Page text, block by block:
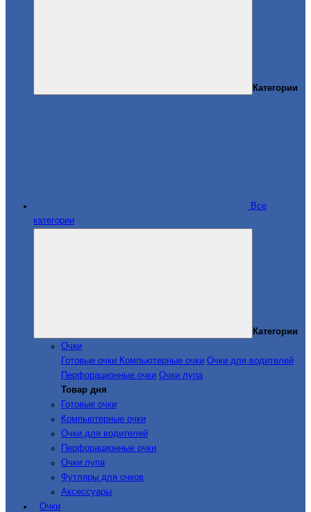
Категории
Все
категории
Категории
Очки
Готовые очки Компьютерные очки Очки для водителей
Перфорационные очки Очки лупа
Товар дня
Готовые очки
Компьютерные очки
Очки для водителей
Перфорационные очки
Очки лупа
Футляры для очков
Аксессуары
Очки